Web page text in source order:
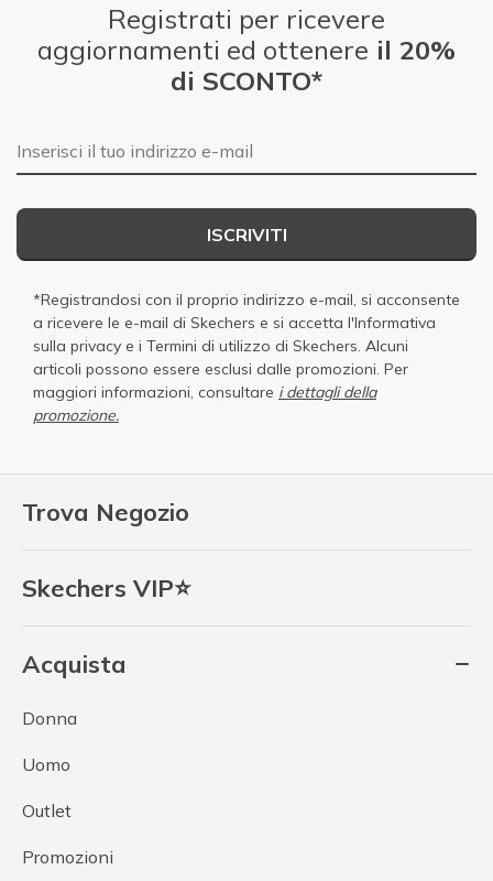
Trova Negozio
Skechers VIP⭐
Acquista
Donna
Uomo
Outlet
Promozioni
Registrati per ricevere
aggiornamenti ed ottenere il 20%
di SCONTO*
E-mail
ISCRIVITI
*Registrandosi con il proprio indirizzo e-mail, si acconsente
a ricevere le e-mail di Skechers e si accetta l'Informativa
sulla privacy e i Termini di utilizzo di Skechers. Alcuni
articoli possono essere esclusi dalle promozioni. Per
maggiori informazioni, consultare i dettagli della
promozione.